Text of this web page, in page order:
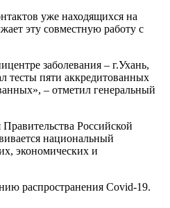
уже находящихся на
эту совместную работу с
заболевания – г.Ухань,
тесты пяти аккредитованных
– отметил генеральный
Российской
национальный
экономических и
распространения Covid-19.